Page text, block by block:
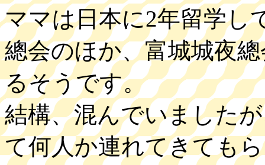
ママは日本に2年留学し
總会のほか、富城城夜
るそうです。
結構、混んでいました
て何人か連れてきても